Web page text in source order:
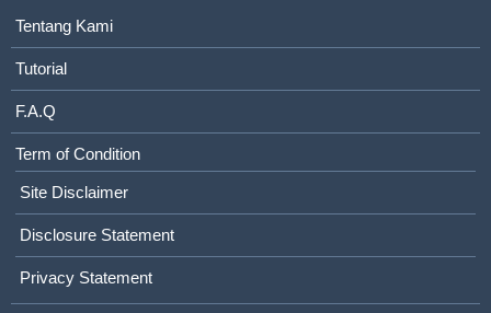
Tentang Kami
Tutorial
F.A.Q
Term of Condition
Site Disclaimer
Disclosure Statement
Privacy Statement